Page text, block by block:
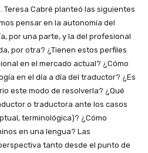
Teresa Cabré planteó las siguientes
pensar en la autonomía del
por una parte, y la del profesional
por otra? ¿Tienen estos perfiles
en el mercado actual? ¿Cómo
en el día a día del traductor? ¿Es
este modo de resolverla? ¿Qué
o traductora ante los casos
terminológica)? ¿Cómo
en una lengua? Las
tanto desde el punto de